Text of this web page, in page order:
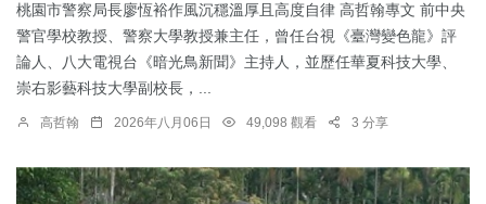
桃園市警察局長廖恆裕作風沉穩溫厚且高度自律 高哲翰專文 前中央
警官學校教授、警察大學教授兼主任，曾任台視《臺灣變色龍》評
論人、八大電視台《暗光鳥新聞》主持人，並歷任華夏科技大學、
崇右影藝科技大學副校長，...
高哲翰 2026年八月06日 49,098 觀看 3 分享